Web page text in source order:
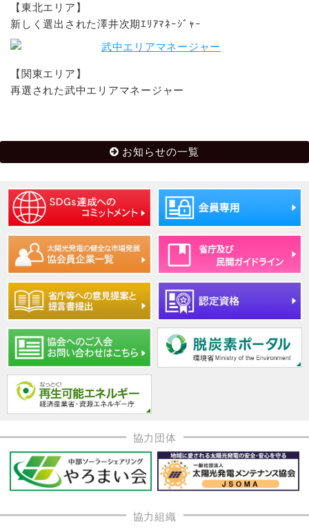
【東北エリア】
新しく選出された澤井次期ｴﾘｱﾏﾈｰｼﾞｬｰ
【関東エリア】
再選された武中エリアマネージャー
お知らせの一覧
協力団体
協力組織